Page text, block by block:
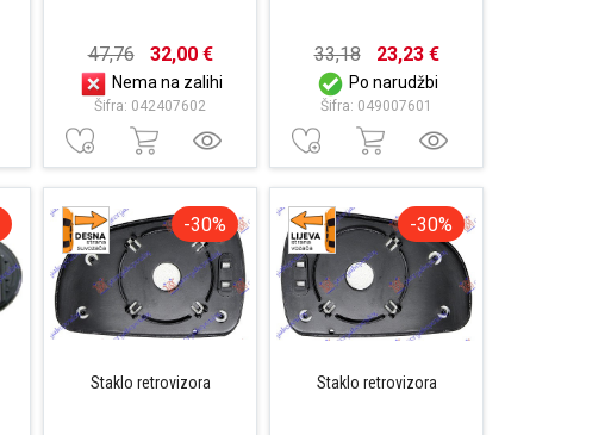
47,76 32,00 €
Nema na zalihi
Šifra: 042407602
33,18 23,23 €
Po narudžbi
Šifra: 049007601
-30%
Staklo retrovizora
-30%
Staklo retrovizora